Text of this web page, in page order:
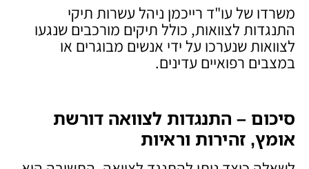
משרדו של עו"ד רייכמן ניהל עשרות תיקי
התנגדות לצוואות, כולל תיקים מורכבים שנגעו
לצוואות שנערכו על ידי אנשים מבוגרים או
במצבים רפואיים עדינים.
סיכום – התנגדות לצוואה דורשת
אומץ, זהירות וראיות